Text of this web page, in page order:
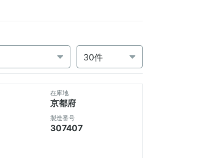
在庫地
京都府
製造番号
307407